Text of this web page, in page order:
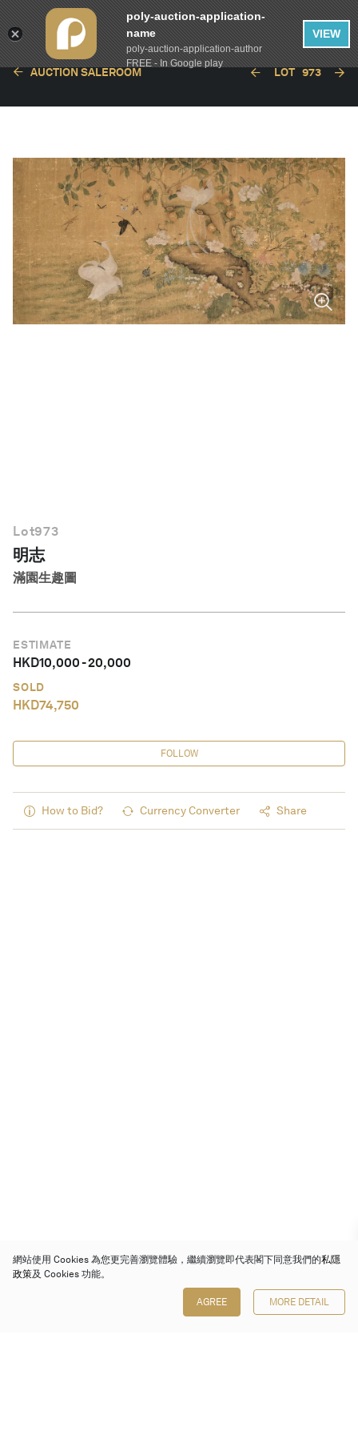
AUCTION SALEROOM LOT 973
Lot973
明志
滿園生趣圖
ESTIMATE
HKD10,000-20,000
SOLD
HKD74,750
FOLLOW
How to Bid? Currency Converter Share
網站使用 Cookies 為您更完善瀏覽體驗，繼續瀏覽即代表閣下同意我們的私隱
政策及 Cookies 功能。
AGREE MORE DETAIL
poly-auction-application-
name
poly-auction-application-author
FREE - In Google play
VIEW